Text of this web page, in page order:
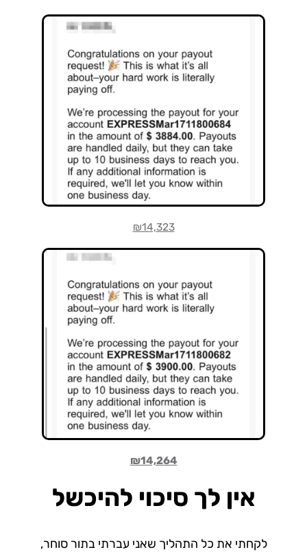
₪14,323
₪14,264
אין לך סיכוי להיכשל
לקחתי את כל התהליך שאני עברתי בתור סוחר,